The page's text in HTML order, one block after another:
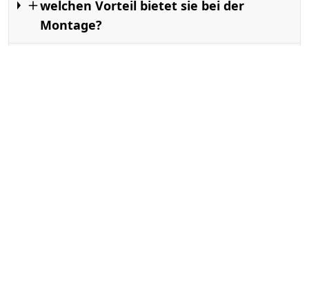
welchen Vorteil bietet sie bei der
Montage?